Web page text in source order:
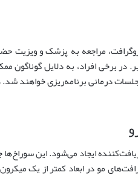
مراجعه به پزشک و ویزیت
برخی افراد، به دلایل گوناگون
درمانی برنامه‌ریزی خواهند شد.
ایجاد می‌شود. این
مو در ابعاد کمتر از یک